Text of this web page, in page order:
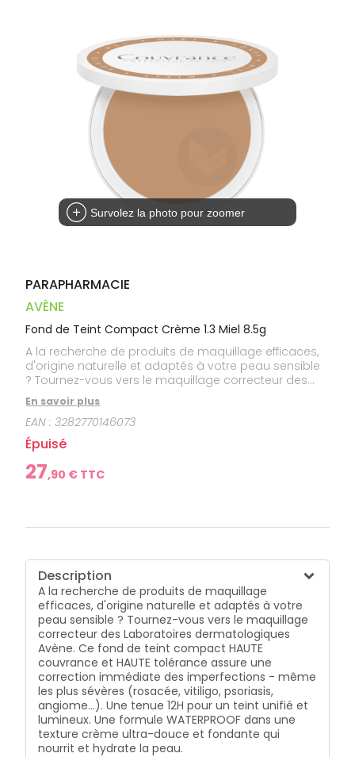
Corps
Homme
Solaire
Visage
Survolez la photo pour zoomer
PARAPHARMACIE
AVÈNE
Fond de Teint Compact Crème 1.3 Miel 8.5g
A la recherche de produits de maquillage efficaces,
d'origine naturelle et adaptés à votre peau sensible
? Tournez-vous vers le maquillage correcteur des
Laboratoires dermatologiques Avène. Ce fond de
teint compact HAUTE couvrance et HAUTE tolérance
assure une correction immédiate des imperfections
- même les plus sévères (rosacée, vitiligo, psoriasis,
angiome...). Une tenue 12H pour un teint unifié et
lumineux. Une formule WATERPROOF dans une texture
crème ultra-douce et fondante qui nourrit et hydrate
En savoir plus
EAN :3282770146073
Épuisé
27,90 € TTC
Description
A la recherche de produits de maquillage
efficaces, d'origine naturelle et adaptés à votre
peau sensible ? Tournez-vous vers le maquillage
correcteur des Laboratoires dermatologiques
Avène. Ce fond de teint compact HAUTE
couvrance et HAUTE tolérance assure une
correction immédiate des imperfections - même
les plus sévères (rosacée, vitiligo, psoriasis,
angiome...). Une tenue 12H pour un teint unifié et
lumineux. Une formule WATERPROOF dans une
texture crème ultra-douce et fondante qui
nourrit et hydrate la peau.